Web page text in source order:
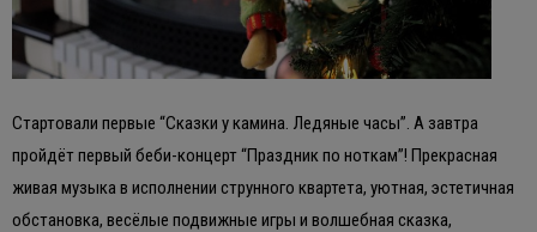
Стартовали первые “Сказки у камина. Ледяные часы”. А завтра
пройдёт первый беби-концерт “Праздник по ноткам”! Прекрасная
живая музыка в исполнении струнного квартета, уютная, эстетичная
обстановка, весёлые подвижные игры и волшебная сказка,